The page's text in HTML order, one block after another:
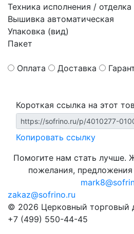
Техника исполнения / отделка
Вышивка автоматическая
Упаковка (вид)
Пакет
Оплата Доставка
Короткая ссылка на этот
Копировать ссылку
Помогите нам стать лучше.
пожелания,
zakaz@sofrino.ru
© 2026 Церковный торговый
+7 (499) 550-44-45